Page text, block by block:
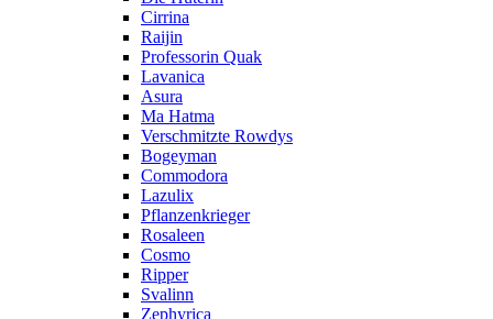
Cirrina
Raijin
Professorin Quak
Lavanica
Asura
Ma Hatma
Verschmitzte Rowdys
Bogeyman
Commodora
Lazulix
Pflanzenkrieger
Rosaleen
Cosmo
Ripper
Svalinn
Zephyrica